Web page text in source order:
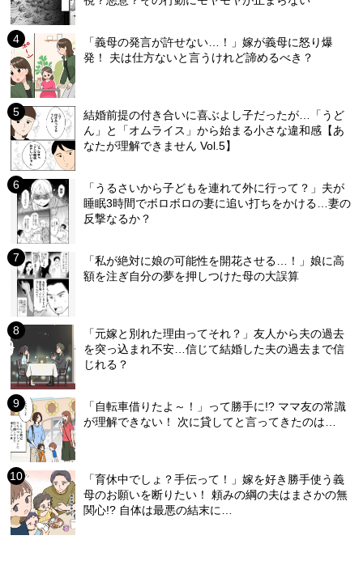
「義母の発言が許せない…！」嫁が義母に怒り爆
発！ 夫は仕方ないと言うけれど諦めるべき？
結婚前提の付き合いに喜ぶよし子だったが…「うど
ん」と「オムライス」から始まる小さな違和感【あ
なたが理解できません Vol.5】
「うるさいから子どもを連れて外に行って？」夫が
睡眠3時間でボロボロの妻に追い打ちをかける…妻の
反撃なるか？
「私が絶対に娘の可能性を開花させる…！」娘に高
額を注ぎ自分の夢を押しつけた母の大誤算
「元嫁と別れた理由ってそれ？」友人から夫の過去
を突っ込まれ不安…信じて結婚した夫の過去まで信
じれる？
「自転車借りたよ～！」って勝手に!? ママ友の常識
が理解できない！ 次に貸してと言ってきたのは…
「育休中でしょ？手伝って！」嫁を好き勝手使う義
母のお願いを断りたい！ 頼みの綱の夫はまさかの無
関心!? 自体は最悪の結末に…